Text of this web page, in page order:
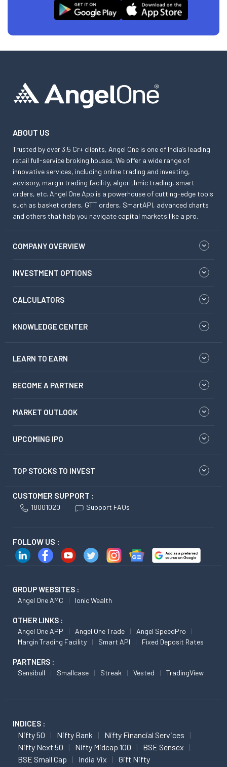
ABOUT US
Trusted by over 3.5 Cr+ clients, Angel One is one of India’s leading
retail full-service broking houses. We offer a wide range of
innovative services, including online trading and investing,
advisory, margin trading facility, algorithmic trading, smart
orders, etc. Angel One App is a powerhouse of cutting-edge tools
such as basket orders, GTT orders, SmartAPI, advanced charts
and others that help you navigate capital markets like a pro.
COMPANY OVERVIEW
INVESTMENT OPTIONS
CALCULATORS
KNOWLEDGE CENTER
LEARN TO EARN
BECOME A PARTNER
MARKET OUTLOOK
UPCOMING IPO
TOP STOCKS TO INVEST
CUSTOMER SUPPORT :
18001020 Support FAQs
FOLLOW US :
GROUP WEBSITES :
Angel One AMC Ionic Wealth
OTHER LINKS :
Angel One APP Angel One Trade
Angel SpeedPro
Margin Trading Facility
Smart API Fixed Deposit Rates
PARTNERS :
Sensibull Smallcase Streak Vested TradingView
INDICES :
Nifty 50 Nifty Bank
Nifty Financial Services
Nifty Next 50
Nifty Midcap 100
BSE Sensex
BSE Small Cap
India Vix Gift Nifty